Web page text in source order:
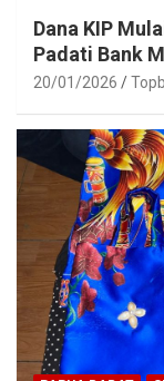
Dana KIP
Padati Bank
20/01/2026